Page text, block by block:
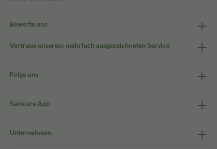
Bewerte uns
Vertraue unserem mehrfach ausgezeichneten Service
Folge uns
Sanicare App
Unternehmen